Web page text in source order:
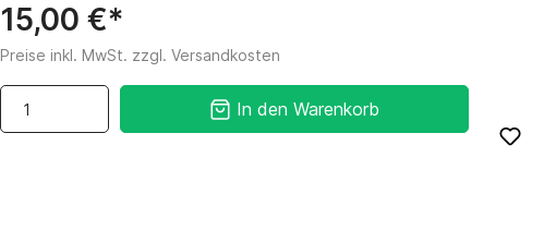
15,00 €*
Preise inkl. MwSt. zzgl. Versandkosten
In den Warenkorb